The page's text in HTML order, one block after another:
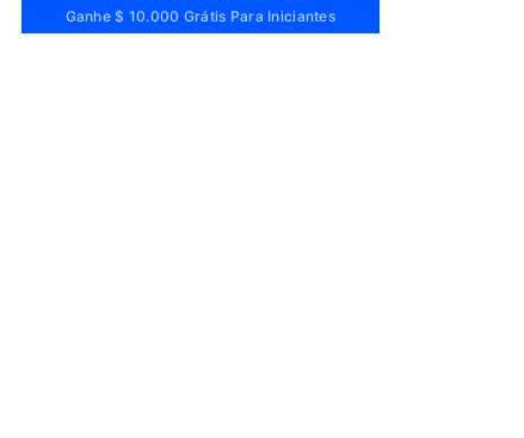
Ganhe $ 10.000 Grátis Para Iniciantes